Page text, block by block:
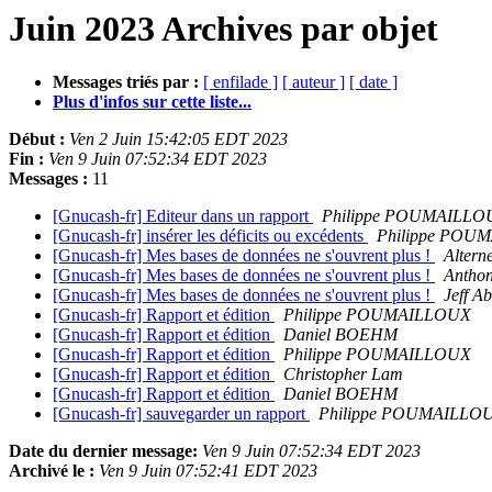
Juin 2023 Archives par objet
Messages triés par : [ enfilade ] [ auteur ] [ date ]
Plus d'infos sur cette liste...
Début : Ven 2 Juin 15:42:05 EDT 2023
Fin : Ven 9 Juin 07:52:34 EDT 2023
Messages : 11
[Gnucash-fr] Editeur dans un rapport
Philippe
[Gnucash-fr] insérer les déficits ou excédents
Philippe
[Gnucash-fr] Mes bases de données ne s'ouvrent plus !
[Gnucash-fr] Mes bases de données ne s'ouvrent plus !
[Gnucash-fr] Mes bases de données ne s'ouvrent plus !
Jeff
[Gnucash-fr] Rapport et édition
Philippe POUMAILLOUX
[Gnucash-fr] Rapport et édition
Daniel BOEHM
[Gnucash-fr] Rapport et édition
Philippe POUMAILLOUX
[Gnucash-fr] Rapport et édition
Christopher Lam
[Gnucash-fr] Rapport et édition
Daniel BOEHM
[Gnucash-fr] sauvegarder un rapport
Philippe
Date du dernier message: Ven 9 Juin 07:52:34 EDT 2023
Archivé le : Ven 9 Juin 07:52:41 EDT 2023